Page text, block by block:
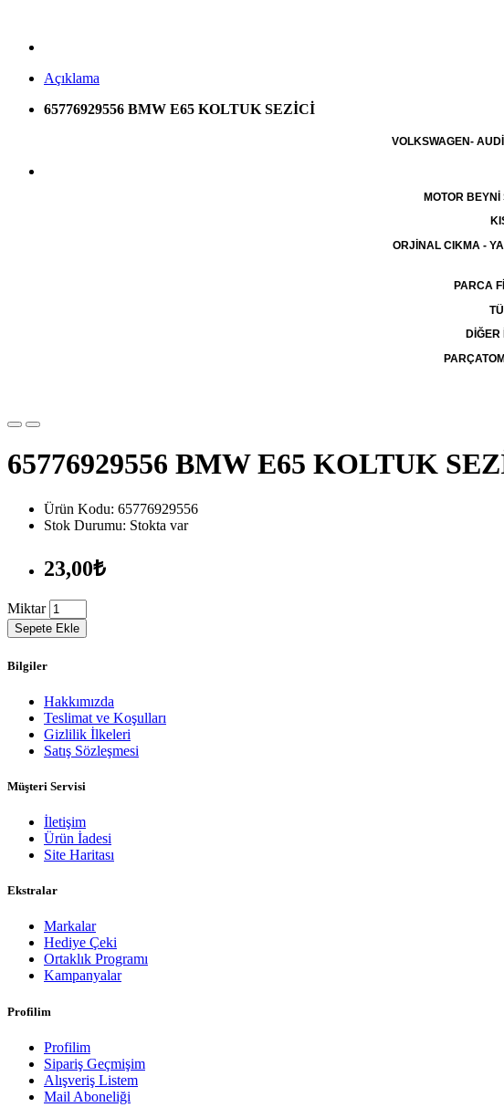
Açıklama
65776929556 BMW E65 KOLTUK SEZİCİ
VOLKSWAGEN-
MOTOR
ORJİNAL CIKMA -
PARCA
65776929556 BMW E65 KOLTUK
Ürün Kodu: 65776929556
Stok Durumu: Stokta var
23,00₺
Miktar
Sepete Ekle
Bilgiler
Hakkımızda
Teslimat ve Koşulları
Gizlilik İlkeleri
Satış Sözleşmesi
Müşteri Servisi
İletişim
Ürün İadesi
Site Haritası
Ekstralar
Markalar
Hediye Çeki
Ortaklık Programı
Kampanyalar
Profilim
Profilim
Sipariş Geçmişim
Alışveriş Listem
Mail Aboneliği